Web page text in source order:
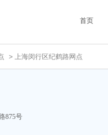
首页
> 上海闵行区纪鹤路网点
875号